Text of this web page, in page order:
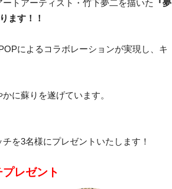
トアーティスト・竹下夢二を描いた
『夢
ます！！
によるコラボレーションが実現し、キ
に蘇りを遂げています。
を3名様にプレゼントいたします！
レゼント